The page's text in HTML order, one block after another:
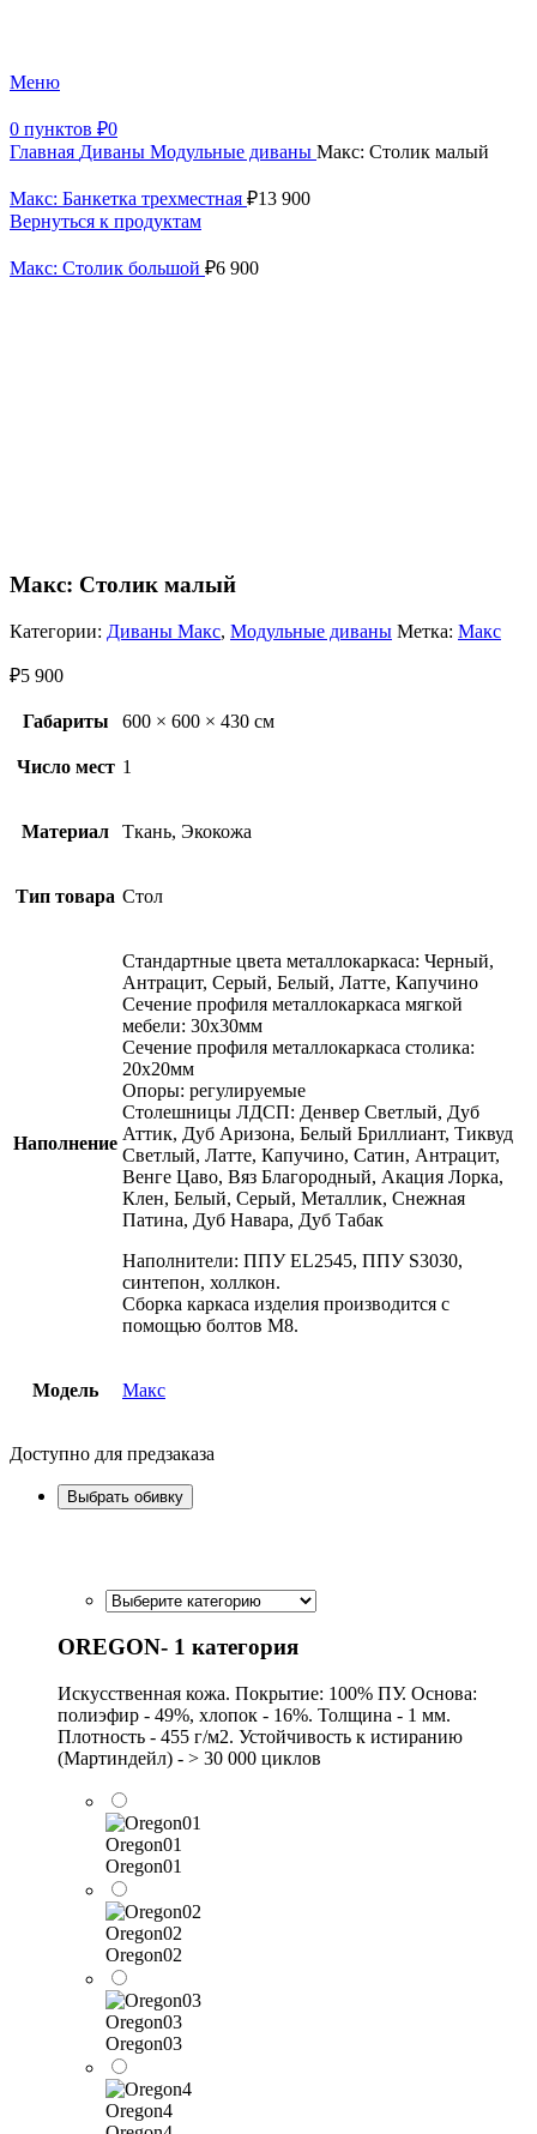
Меню
0 пунктов ₽0
Главная Диваны Модульные диваны Макс: Столик малый
Макс: Банкетка трехместная ₽13 900
Вернуться к продуктам
Макс: Столик большой ₽6 900
Макс: Столик малый
Категории: Диваны Макс, Модульные диваны Метка: Макс
₽5 900
Габариты 600 × 600 × 430 см
Число мест 1
Материал Ткань, Экокожа
Тип товара Стол
Наполнение
Стандартные цвета металлокаркаса: Черный,
Антрацит, Серый, Белый, Латте, Капучино
Сечение профиля металлокаркаса мягкой
мебели: 30х30мм
Сечение профиля металлокаркаса столика:
20х20мм
Опоры: регулируемые
Столешницы ЛДСП: Денвер Светлый, Дуб
Аттик, Дуб Аризона, Белый Бриллиант, Тиквуд
Светлый, Латте, Капучино, Сатин, Антрацит,
Венге Цаво, Вяз Благородный, Акация Лорка,
Клен, Белый, Серый, Металлик, Снежная
Патина, Дуб Навара, Дуб Табак
Наполнители: ППУ EL2545, ППУ S3030,
синтепон, холлкон.
Сборка каркаса изделия производится с
помощью болтов М8.
Модель Макс
Доступно для предзаказа
Выбрать обивку
OREGON- 1 категория
Искусственная кожа. Покрытие: 100% ПУ. Основа:
полиэфир - 49%, хлопок - 16%. Толщина - 1 мм.
Плотность - 455 г/м2. Устойчивость к истиранию
(Мартиндейл) - > 30 000 циклов
Oregon01
Oregon01
Oregon02
Oregon02
Oregon03
Oregon03
Oregon4